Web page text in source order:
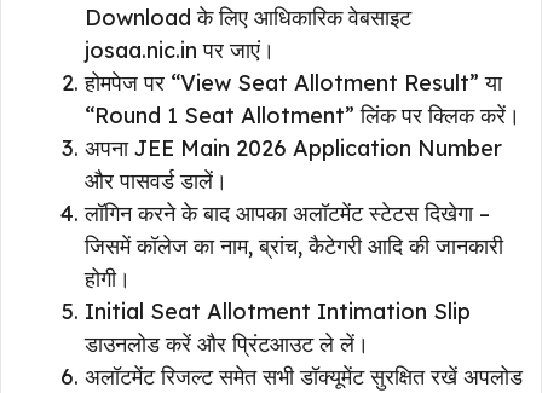
Download के लिए आधिकारिक वेबसाइट
josaa.nic.in पर जाएं।
होमपेज पर “View Seat Allotment Result” या
“Round 1 Seat Allotment” लिंक पर क्लिक करें।
अपना JEE Main 2026 Application Number
और पासवर्ड डालें।
लॉगिन करने के बाद आपका अलॉटमेंट स्टेटस दिखेगा –
जिसमें कॉलेज का नाम, ब्रांच, कैटेगरी आदि की जानकारी
होगी।
Initial Seat Allotment Intimation Slip
डाउनलोड करें और प्रिंटआउट ले लें।
अलॉटमेंट रिजल्ट समेत सभी डॉक्यूमेंट सुरक्षित रखें अपलोड